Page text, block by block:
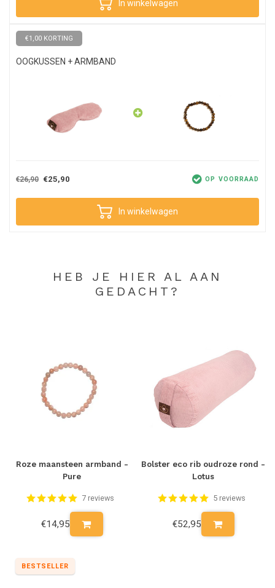
In winkelwagen
€1,00 KORTING
OOGKUSSEN + ARMBAND
€26,90 €25,90 OP VOORRAAD
In winkelwagen
HEB JE HIER AL AAN
GEDACHT?
Roze maansteen armband -
Pure
7 reviews
€14,95
Bolster eco rib oudroze rond -
Lotus
5 reviews
€52,95
BESTSELLER